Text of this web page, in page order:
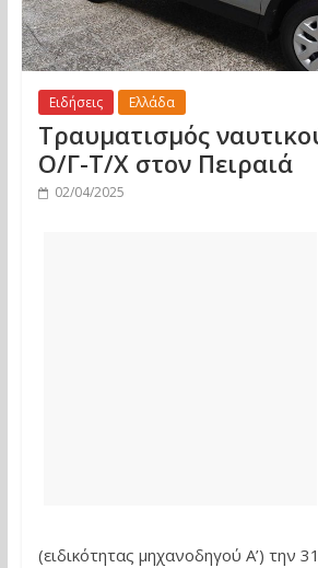
Ειδήσεις Ελλάδα
Τραυματισμός
Ο/Γ-Τ/Χ στον Πειραιά
02/04/2025
(ειδικότητας μηχανοδηγού Α’) την